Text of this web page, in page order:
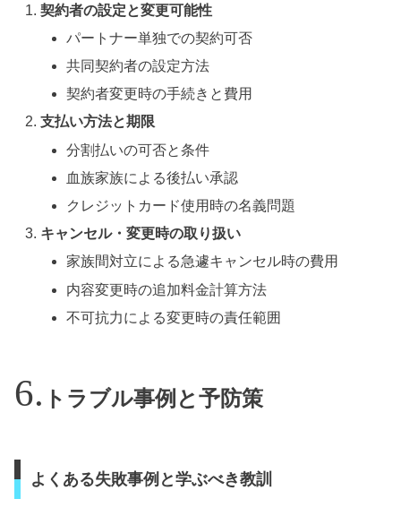
契約者の設定と変更可能性
パートナー単独での契約可否
共同契約者の設定方法
契約者変更時の手続きと費用
支払い方法と期限
分割払いの可否と条件
血族家族による後払い承認
クレジットカード使用時の名義問題
キャンセル・変更時の取り扱い
家族間対立による急遽キャンセル時の費用
内容変更時の追加料金計算方法
不可抗力による変更時の責任範囲
トラブル事例と予防策
よくある失敗事例と学ぶべき教訓